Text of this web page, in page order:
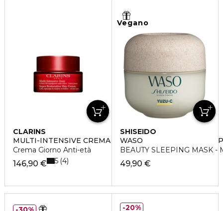
CLARINS
MULTI-INTENSIVE CREMA ANTIETÀ GIORNO TUTTI I
Crema Giorno Anti-età
146,90 € 5 4
Vegano
SHISEIDO
WASO
BEAUTY SLEEPING MASK -
49,90 €
20%